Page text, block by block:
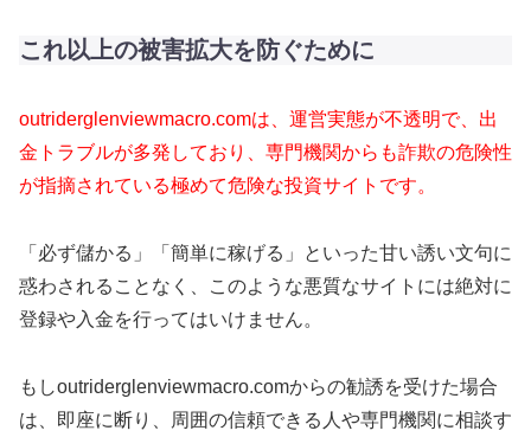
これ以上の被害拡大を防ぐために
outriderglenviewmacro.comは、運営実態が不透明で、出
金トラブルが多発しており、専門機関からも詐欺の危険性
が指摘されている極めて危険な投資サイトです。
「必ず儲かる」「簡単に稼げる」といった甘い誘い文句に
惑わされることなく、このような悪質なサイトには絶対に
登録や入金を行ってはいけません。
もしoutriderglenviewmacro.comからの勧誘を受けた場合
は、即座に断り、周囲の信頼できる人や専門機関に相談す